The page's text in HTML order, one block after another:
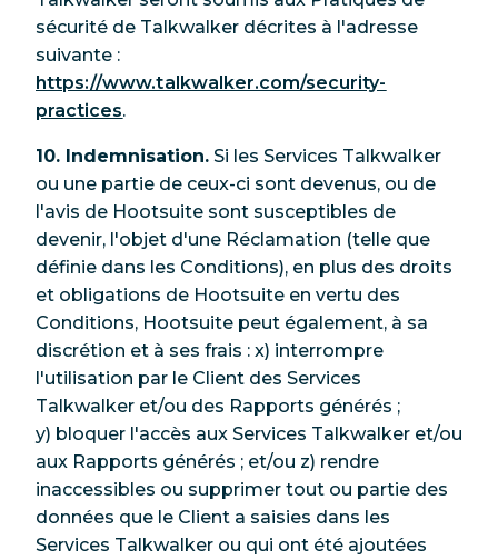
sécurité de Talkwalker décrites à l'adresse
suivante :
https://www.talkwalker.com/security-
practices.
10. Indemnisation. Si les Services Talkwalker
ou une partie de ceux-ci sont devenus, ou de
l'avis de Hootsuite sont susceptibles de
devenir, l'objet d'une Réclamation (telle que
définie dans les Conditions), en plus des droits
et obligations de Hootsuite en vertu des
Conditions, Hootsuite peut également, à sa
discrétion et à ses frais : x) interrompre
l'utilisation par le Client des Services
Talkwalker et/ou des Rapports générés ;
y) bloquer l'accès aux Services Talkwalker et/ou
aux Rapports générés ; et/ou z) rendre
inaccessibles ou supprimer tout ou partie des
données que le Client a saisies dans les
Services Talkwalker ou qui ont été ajoutées